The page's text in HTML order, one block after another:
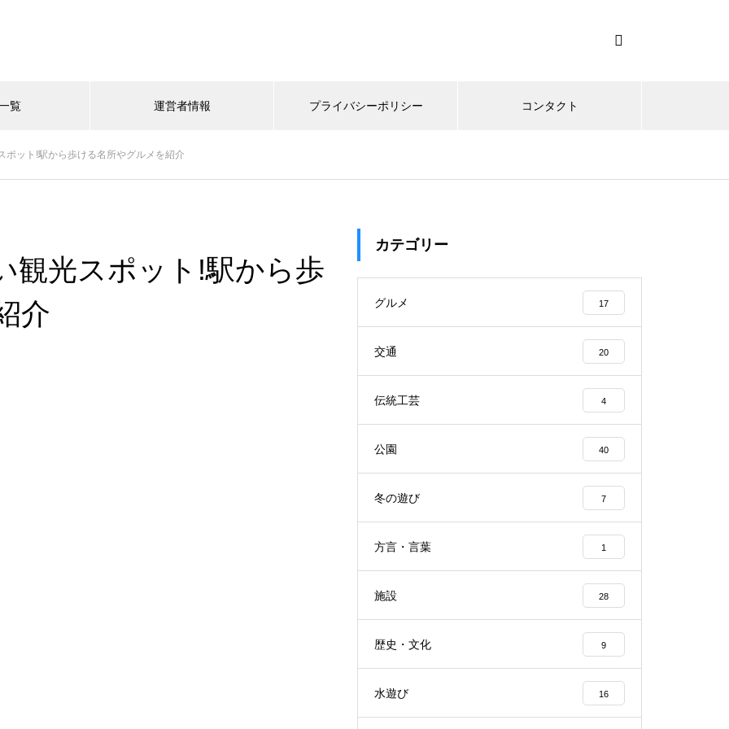
覧 運営者情報 プライバシーポリシー コンタクト
ポット!駅から歩ける名所やグルメを紹介
観光スポット!駅から歩
介
カテゴリー
グルメ 17
交通 20
伝統工芸 4
公園 40
冬の遊び 7
方言・言葉 1
施設 28
歴史・文化 9
水遊び 16